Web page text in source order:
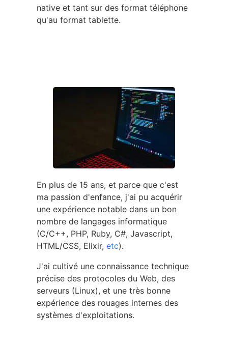
native et tant sur des format téléphone
qu'au format tablette.
En plus de 15 ans, et parce que c'est
ma passion d'enfance, j'ai pu acquérir
une expérience notable dans un bon
nombre de langages informatique
(C/C++, PHP, Ruby, C#, Javascript,
HTML/CSS, Elixir, etc).
J'ai cultivé une connaissance technique
précise des protocoles du Web, des
serveurs (Linux), et une très bonne
expérience des rouages internes des
systèmes d'exploitations.